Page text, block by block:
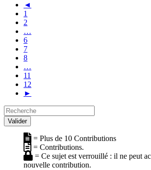
◄
1
2
…
6
7
8
…
11
12
►
Recherche
Valider
= Plus de 10 Contributions
= Contributions.
= Ce sujet est verrouillé : il ne peut
nouvelle contribution.